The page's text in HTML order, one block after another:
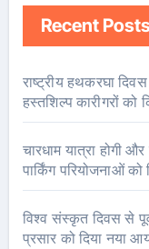
Recent
राष्ट्रीय हथकरघा
हस्तशिल्प कारीगरों को
चारधाम यात्रा होगी
पार्किंग परियोजनाओं को
विश्व संस्कृत दिवस से
प्रसार को दिया नया